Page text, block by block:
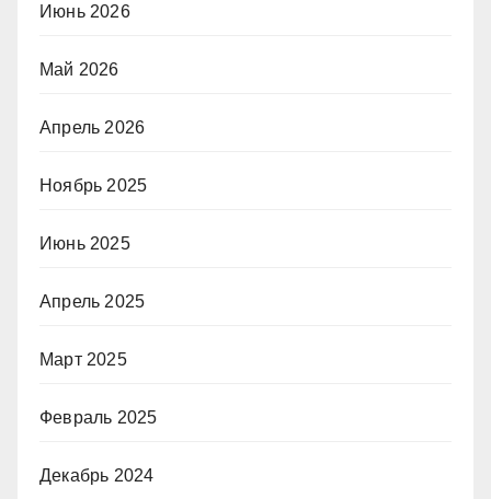
Июнь 2026
Май 2026
Апрель 2026
Ноябрь 2025
Июнь 2025
Апрель 2025
Март 2025
Февраль 2025
Декабрь 2024